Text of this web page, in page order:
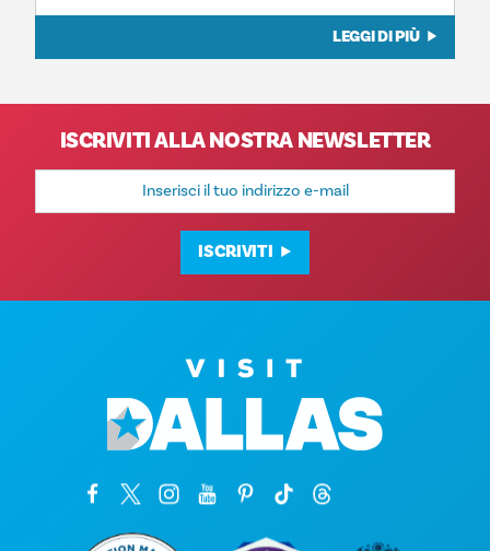
LEGGI DI PIÙ
ISCRIVITI ALLA NOSTRA NEWSLETTER
Indirizzo
mail
ISCRIVITI